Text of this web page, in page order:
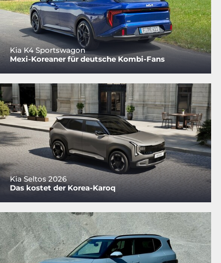
Kia K4 Sportswagon
Mexi-Koreaner für deutsche Kombi-Fans
Kia Seltos 2026
Das kostet der Korea-Karoq